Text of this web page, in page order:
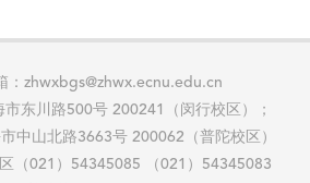
：zhwxbgs@zhwx.ecnu.edu.cn
市东川路500号 200241（闵行校区）；
市中山北路3663号 200062（普陀校区）
区（021）54345085 （021）54345083